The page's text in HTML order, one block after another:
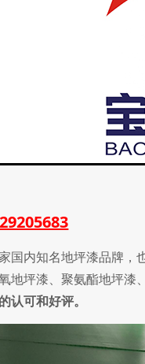
内知名地坪漆品牌，
地坪漆、聚氨酯地坪漆
认可和好评。